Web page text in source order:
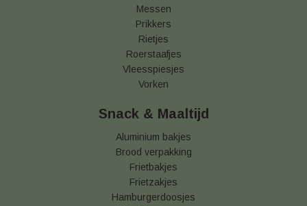
Messen
Prikkers
Rietjes
Roerstaafjes
Vleesspiesjes
Vorken
Snack & Maaltijd
Aluminium bakjes
Brood verpakking
Frietbakjes
Frietzakjes
Hamburgerdoosjes